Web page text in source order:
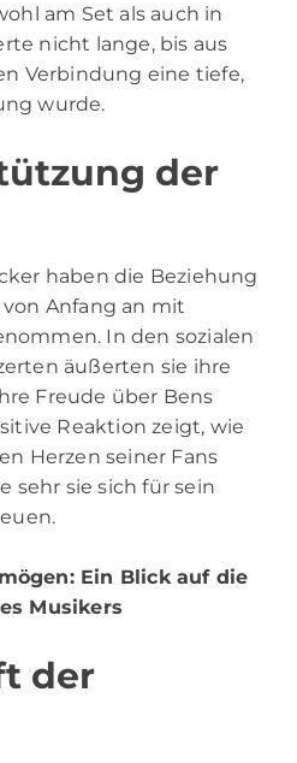
am Set als auch in
nicht lange, bis aus
Verbindung eine tiefe,
wurde.
der
haben die Beziehung
Anfang an mit
In den sozialen
äußerten sie ihre
Freude über Bens
Reaktion zeigt, wie
Herzen seiner Fans
sehr sie sich für sein
: Ein Blick auf die
Musikers
der